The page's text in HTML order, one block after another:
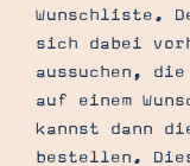
Wunschliste.
sich dabei
aussuchen,
auf einem
kannst dann
bestellen.